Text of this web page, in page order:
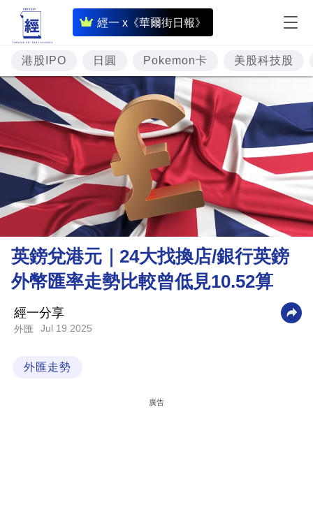
經一 x《華爾街日報》
即
時
財
經
資
樓
市
理
財
商
科
港股IPO 日圓 Pokemon卡 美股科技股
英鎊兌港元｜24大找換店/銀行英鎊
外幣匯率走勢比較曾低見10.52算
經一分享
外匯 Jul 19 2025
外匯走勢
廣告